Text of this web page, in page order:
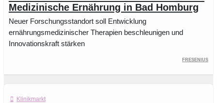
Medizinische Ernährung in Bad Homburg
Neuer Forschungsstandort soll Entwicklung
ernährungsmedizinischer Therapien beschleunigen und
Innovationskraft stärken
Fresenius
Klinikmarkt